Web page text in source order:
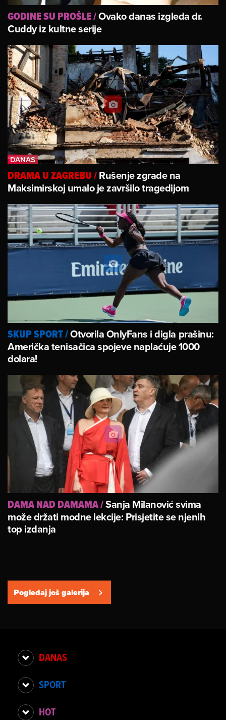
GODINE SU PROŠLE/Ovako danas izgleda dr.
Cuddy iz kultne serije
DRAMA U ZAGREBU/Rušenje zgrade na
Maksimirskoj umalo je završilo tragedijom
SKUP SPORT/Otvorila OnlyFans i digla prašinu:
Američka tenisačica spojeve naplaćuje 1000
dolara!
DAMA NAD DAMAMA/Sanja Milanović svima
može držati modne lekcije: Prisjetite se njenih
top izdanja
Pogledaj još galerija
DANAS
SPORT
HOT